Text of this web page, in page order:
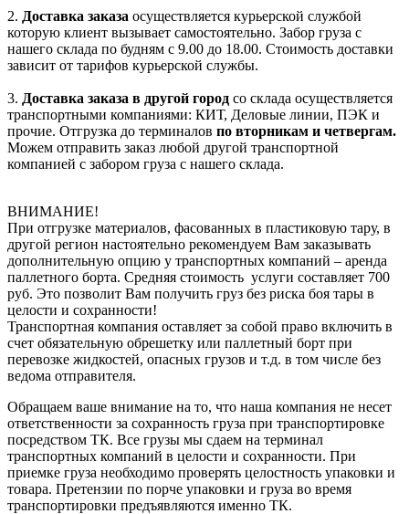
2. Доставка заказа осуществляется курьерской службой
которую клиент вызывает самостоятельно. Забор груза с
нашего склада по будням с 9.00 до 18.00. Стоимость доставки
зависит от тарифов курьерской службы.
3. Доставка заказа в другой город со склада осуществляется
транспортными компаниями: КИТ, Деловые линии, ПЭК и
прочие. Отгрузка до терминалов по вторникам и четвергам.
Можем отправить заказ любой другой транспортной
компанией с забором груза с нашего склада.
ВНИМАНИЕ!
При отгрузке материалов, фасованных в пластиковую тару, в
другой регион настоятельно рекомендуем Вам заказывать
дополнительную опцию у транспортных компаний – аренда
паллетного борта. Средняя стоимость услуги составляет 700
руб. Это позволит Вам получить груз без риска боя тары в
целости и сохранности!
Транспортная компания оставляет за собой право включить в
счет обязательную обрешетку или паллетный борт при
перевозке жидкостей, опасных грузов и т.д. в том числе без
ведома отправителя.
Обращаем ваше внимание на то, что наша компания не несет
ответственности за сохранность груза при транспортировке
посредством ТК. Все грузы мы сдаем на терминал
транспортных компаний в целости и сохранности. При
приемке груза необходимо проверять целостность упаковки и
товара. Претензии по порче упаковки и груза во время
транспортировки предъявляются именно ТК.